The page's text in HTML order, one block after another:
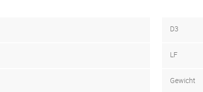
D3
LF
Gewicht